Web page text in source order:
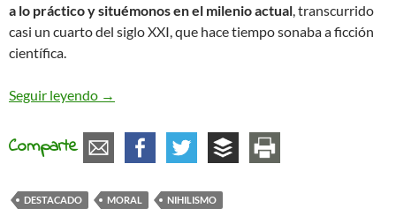
a lo práctico y situémonos en el milenio actual , transcurrido
casi un cuarto del siglo XXI, que hace tiempo sonaba a ficción
científica.
Seguir leyendo Pasiones de diversa condición
→
Comparte
DESTACADO MORAL NIHILISMO